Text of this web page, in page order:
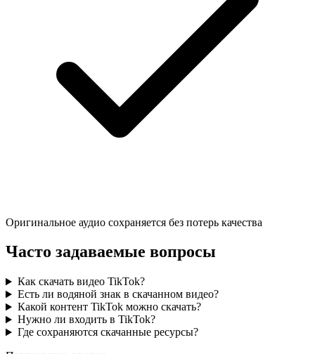
Оригинальное аудио сохраняется без потерь качества
Часто задаваемые вопросы
Как скачать видео TikTok?
Есть ли водяной знак в скачанном видео?
Какой контент TikTok можно скачать?
Нужно ли входить в TikTok?
Где сохраняются скачанные ресурсы?